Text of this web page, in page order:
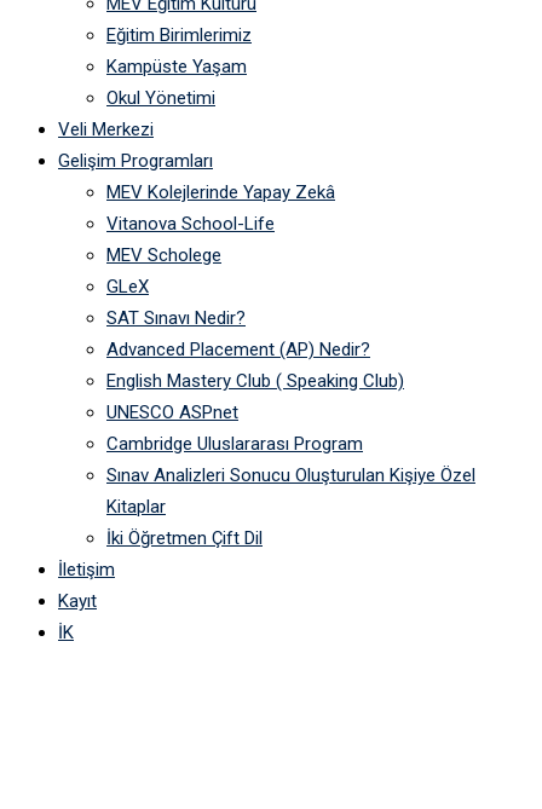
Eğitim Birimlerimiz
Kampüste Yaşam
Okul Yönetimi
Veli Merkezi
Gelişim Programları
MEV Kolejlerinde Yapay Zekâ
Vitanova School-Life
MEV Scholege
GLeX
SAT Sınavı Nedir?
Advanced Placement (AP) Nedir?
English Mastery Club ( Speaking Club)
UNESCO ASPnet
Cambridge Uluslararası Program
Sınav Analizleri Sonucu Oluşturulan Kişiye Özel
Kitaplar
İki Öğretmen Çift Dil
İletişim
Kayıt
İK